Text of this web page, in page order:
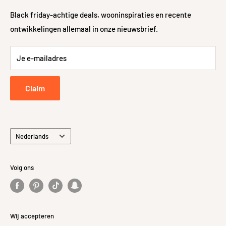
Algemene voorwaarden
Sitemap
Levering
48-uurs controle
Retour- en Terugbetalingsbeleid
Retourneren
Privacybeleid
Black friday-achtige deals, wooninspiraties en recente
ontwikkelingen allemaal in onze nieuwsbrief.
Je e-mailadres
Claim
Taal
Nederlands
Volg ons
Wij accepteren